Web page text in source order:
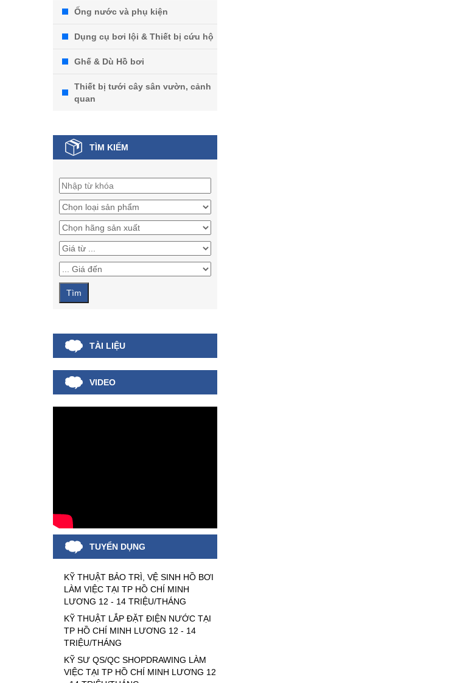
Ống nước và phụ kiện
Dụng cụ bơi lội & Thiết bị cứu hộ
Ghế & Dù Hồ bơi
Thiết bị tưới cây sân vườn, cảnh
quan
TÌM KIẾM
TÀI LIỆU
VIDEO
TUYỂN DỤNG
KỸ THUẬT BẢO TRÌ, VỆ SINH HỒ BƠI
LÀM VIỆC TẠI TP HỒ CHÍ MINH
LƯƠNG 12 - 14 TRIỆU/THÁNG
KỸ THUẬT LẮP ĐẶT ĐIỆN NƯỚC TẠI
TP HỒ CHÍ MINH LƯƠNG 12 - 14
TRIỆU/THÁNG
KỸ SƯ QS/QC SHOPDRAWING LÀM
VIỆC TẠI TP HỒ CHÍ MINH LƯƠNG 12